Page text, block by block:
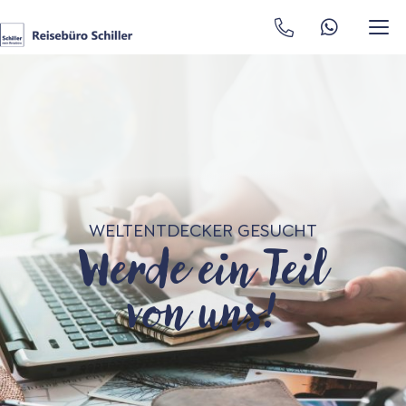
WELTENTDECKER GESUCHT
Werde ein Teil
von uns!